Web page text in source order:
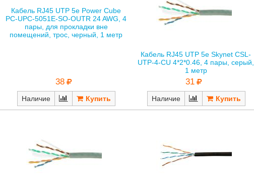
Кабель RJ45 UTP 5е Power Cube
PC-UPC-5051E-SO-OUTR 24 AWG, 4
пары, для прокладки вне
помещений, трос, черный, 1 метр
38
Наличие
Кабель RJ45 UTP 5е Skynet CSL-
UTP-4-CU 4*2*0.46, 4 пары, серый,
1 метр
31
Наличие